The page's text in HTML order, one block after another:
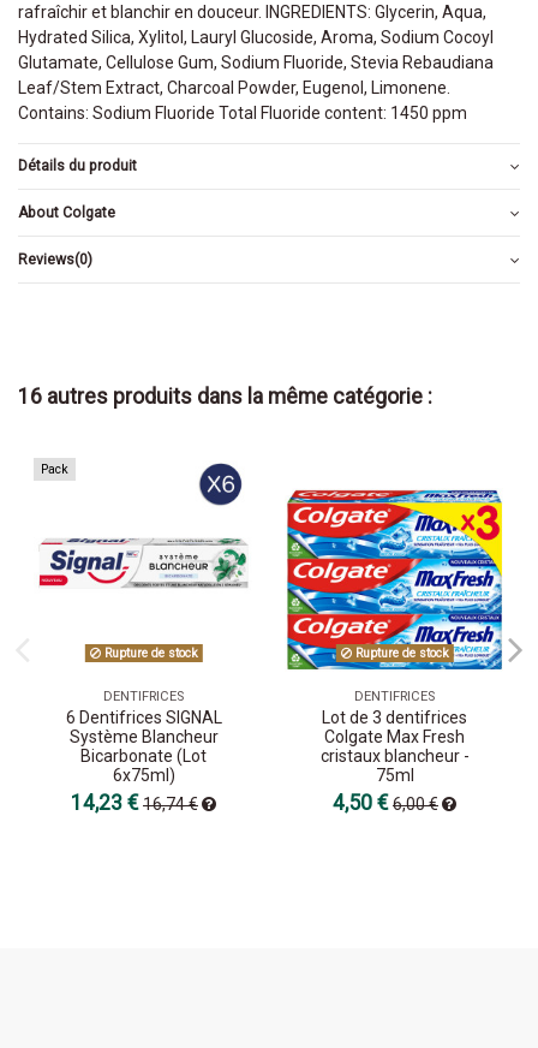
rafraîchir et blanchir en douceur. INGREDIENTS: Glycerin, Aqua,
Hydrated Silica, Xylitol, Lauryl Glucoside, Aroma, Sodium Cocoyl
Glutamate, Cellulose Gum, Sodium Fluoride, Stevia Rebaudiana
Leaf/Stem Extract, Charcoal Powder, Eugenol, Limonene.
Contains: Sodium Fluoride Total Fluoride content: 1450 ppm
Détails du produit
About Colgate
Reviews(0)
16 autres produits dans la même catégorie :
Pack
Rupture de stock
DENTIFRICES
6 Dentifrices SIGNAL
Système Blancheur
Bicarbonate (Lot
6x75ml)
14,23 €16,74 €
Rupture de stock
DENTIFRICES
Lot de 3 dentifrices
Colgate Max Fresh
cristaux blancheur -
75ml
4,50 €6,00 €